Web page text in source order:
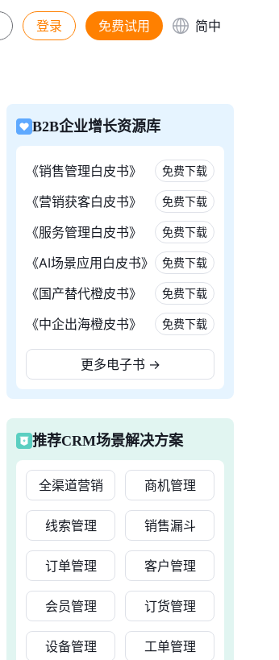
登录 免费试用 简中
B2B企业增长资源库
《销售管理白皮书》 免费下载
《营销获客白皮书》 免费下载
《服务管理白皮书》 免费下载
《AI场景应用白皮书》 免费下载
《国产替代橙皮书》 免费下载
《中企出海橙皮书》 免费下载
更多电子书 →
推荐CRM场景解决方案
全渠道营销 商机管理
线索管理 销售漏斗
订单管理 客户管理
会员管理 订货管理
设备管理 工单管理